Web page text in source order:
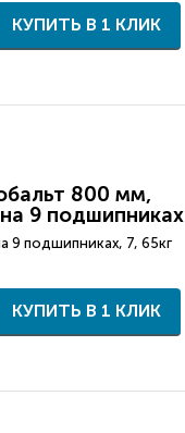
КУПИТЬ В 1 КЛИК
800 мм,
9 подшипниках
9 подшипниках, 7, 65кг
КУПИТЬ В 1 КЛИК